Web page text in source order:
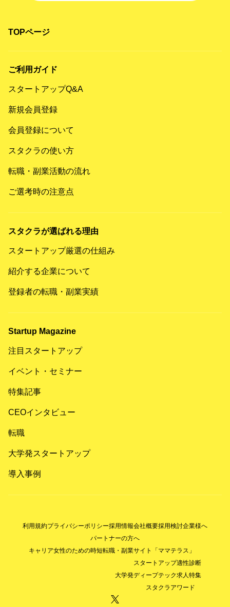
TOPページ
ご利用ガイド
スタートアップQ&A
新規会員登録
会員登録について
スタクラの使い方
転職・副業活動の流れ
ご選考時の注意点
スタクラが選ばれる理由
スタートアップ厳選の仕組み
紹介する企業について
登録者の転職・副業実績
Startup Magazine
注目スタートアップ
イベント・セミナー
特集記事
CEOインタビュー
転職
大学発スタートアップ
導入事例
利用規約プライバシーポリシー採用情報会社概要採用検討企業様へ
パートナーの方へ
キャリア女性のための時短転職・副業サイト「ママテラス」
スタートアップ適性診断
大学発ディープテック求人特集
スタクラアワード